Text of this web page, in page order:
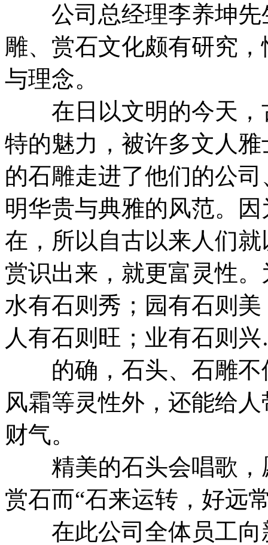
公司总经理李养坤先
雕、赏石文化颇有研究
与理念。
在日以文明的今天，
特的魅力，被许多文人
的石雕走进了他们的公
明华贵与典雅的风范。
在，所以自古以来人们
赏识出来，就更富灵性
水有石则秀；园有石则
人有石则旺；业有石则
的确，石头、石雕不
风霜等灵性外，还能给
财气。
精美的石头会唱歌，
赏石而“石来运转，好远
在此公司全体员工向